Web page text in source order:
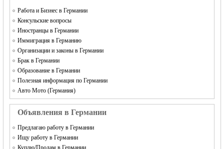
Работа и Бизнес в Германии
Консульские вопросы
Иностранцы в Германии
Иммиграция в Германию
Организации и законы в Германии
Брак в Германии
Образование в Германии
Полезная информация по Германии
Авто Мото (Германия)
Объявления в Германии
Предлагаю работу в Германии
Ищу работу в Германии
Куплю/Продам в Германии